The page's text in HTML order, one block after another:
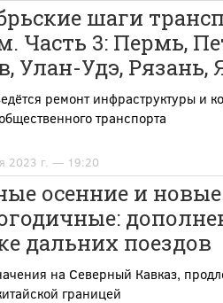
шаги
Часть 3: Пермь,
Улан-Удэ, Рязань,
ремонт инфраструктуры и
транспорта
2023 г. — 19:20
осенние и новые
дальних поездов
на Северный Кавказ,
границей